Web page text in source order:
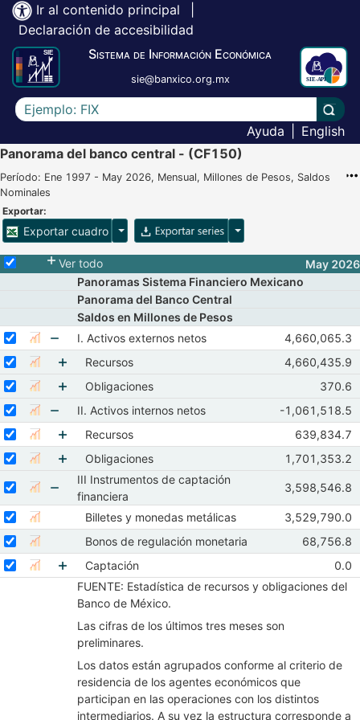
Ir al contenido principal
Declaración de accesibilidad
Sistema de Información Económica
sie@banxico.org.mx
Escriba el texto a buscar
Ayuda
English
Panorama del banco central - (CF150)
Período: Ene 1997 - May 2026, Mensual, Millones de Pesos, Saldos
Nominales
Exportar:
Exportar cuadro Opciones para exportar cuadroOpciones para exportar
Selecciona o desmarca todas las series
Ver todo
May 2026
Panoramas Sistema Financiero Mexicano
Panorama del Banco Central
Saldos en Millones de Pesos
Seleccione sus series
Seleccionar serie I. Activos externos netosMostrar gráfica de la serie I. Activos externos netos
Mostrar elementos de I. Activos externos netos
I. Activos externos netos Mar 2026
4,660,065.3
Seleccione sus series
Seleccionar serie Recursos
Mostrar elementos de Recursos
Recursos Mar 2026
4,660,435.9
Seleccione sus series
Seleccionar serie Obligaciones
Mostrar elementos de Obligaciones
Obligaciones Mar
370.6
Seleccione sus series
Seleccionar serie II. Activos internos netosMostrar gráfica de la serie II. Activos internos netos
Mostrar elementos de II. Activos internos netos
II. Activos internos netos Mar 2026 Abr
-1,061,518.5
Seleccione sus series
Seleccionar serie Recursos
Mostrar elementos de Recursos
Recursos Mar 2026
639,834.7
Seleccione sus series
Seleccionar serie Obligaciones
Mostrar elementos de Obligaciones
Obligaciones Mar 2026
1,701,353.2
Seleccione sus series
Seleccionar serie III Instrumentos de captación financiera
Mostrar gráfica de la serie III Instrumentos de captación
Mostrar elementos de III Instrumentos de
III Instrumentos de captación
financiera
Mar 2026
3,598,546.8
Seleccione sus series
Seleccionar serie Billetes y monedas metálicasMostrar gráfica de la serie Billetes y monedas metálicas
Billetes y monedas metálicas Mar 2026
3,529,790.0
Seleccione sus series
Seleccionar serie Bonos de regulación monetariaMostrar gráfica de la serie Bonos de regulación monetaria
Bonos de regulación monetaria Mar 2026
68,756.8
Seleccione sus series
Seleccionar serie Captación
Mostrar elementos de Captación
Captación Mar
0.0
FUENTE: Estadística de recursos y obligaciones del
Banco de México.
Las cifras de los últimos tres meses son
preliminares.
Los datos están agrupados conforme al criterio de
residencia de los agentes económicos que
participan en las operaciones con los distintos
intermediarios. A su vez la estructura corresponde a